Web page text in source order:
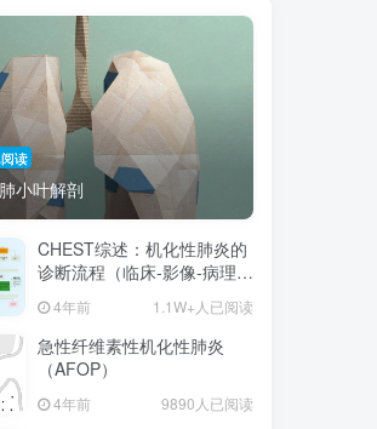
读
小叶解剖
CHEST综述：机化性肺炎的
诊断流程（临床-影像-病理特
征相关性）
4年前 1.1W+人已阅读
急性纤维素性机化性肺炎
（AFOP）
4年前 9890人已阅读